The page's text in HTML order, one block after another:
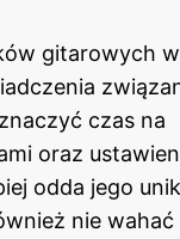
gitarowych
czas na
oraz
odda jego
nie wahać